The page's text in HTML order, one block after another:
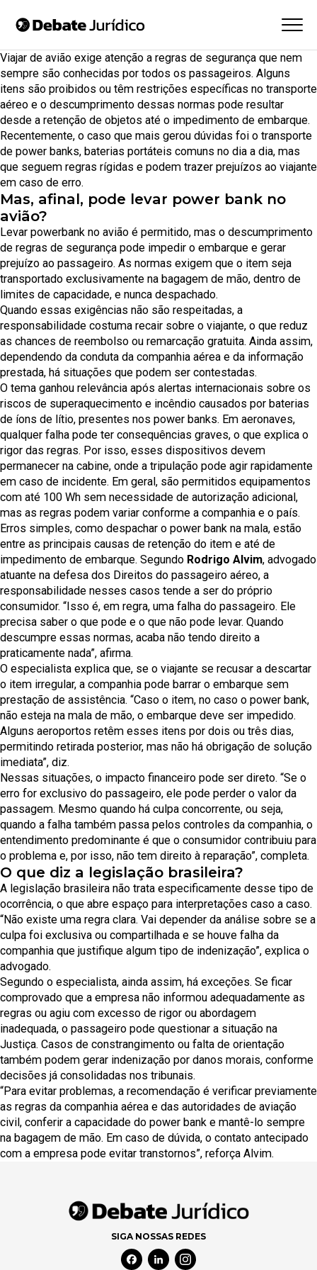
Viajar de avião exige atenção a regras de segurança que nem
sempre são conhecidas por todos os passageiros. Alguns
itens são proibidos ou têm restrições específicas no transporte
aéreo e o descumprimento dessas normas pode resultar
desde a retenção de objetos até o impedimento de embarque.
Recentemente, o caso que mais gerou dúvidas foi o transporte
de power banks, baterias portáteis comuns no dia a dia, mas
que seguem regras rígidas e podem trazer prejuízos ao viajante
em caso de erro.
Mas, afinal, pode levar power bank no
avião?
Levar powerbank no avião é permitido, mas o descumprimento
de regras de segurança pode impedir o embarque e gerar
prejuízo ao passageiro. As normas exigem que o item seja
transportado exclusivamente na bagagem de mão, dentro de
limites de capacidade, e nunca despachado.
Quando essas exigências não são respeitadas, a
responsabilidade costuma recair sobre o viajante, o que reduz
as chances de reembolso ou remarcação gratuita. Ainda assim,
dependendo da conduta da companhia aérea e da informação
prestada, há situações que podem ser contestadas.
O tema ganhou relevância após alertas internacionais sobre os
riscos de superaquecimento e incêndio causados por baterias
de íons de lítio, presentes nos power banks. Em aeronaves,
qualquer falha pode ter consequências graves, o que explica o
rigor das regras. Por isso, esses dispositivos devem
permanecer na cabine, onde a tripulação pode agir rapidamente
em caso de incidente. Em geral, são permitidos equipamentos
com até 100 Wh sem necessidade de autorização adicional,
mas as regras podem variar conforme a companhia e o país.
Erros simples, como despachar o power bank na mala, estão
entre as principais causas de retenção do item e até de
impedimento de embarque. Segundo Rodrigo Alvim, advogado
atuante na defesa dos Direitos do passageiro aéreo, a
responsabilidade nesses casos tende a ser do próprio
consumidor. “Isso é, em regra, uma falha do passageiro. Ele
precisa saber o que pode e o que não pode levar. Quando
descumpre essas normas, acaba não tendo direito a
praticamente nada”, afirma.
O especialista explica que, se o viajante se recusar a descartar
o item irregular, a companhia pode barrar o embarque sem
prestação de assistência. “Caso o item, no caso o power bank,
não esteja na mala de mão, o embarque deve ser impedido.
Alguns aeroportos retêm esses itens por dois ou três dias,
permitindo retirada posterior, mas não há obrigação de solução
imediata”, diz.
Nessas situações, o impacto financeiro pode ser direto. “Se o
erro for exclusivo do passageiro, ele pode perder o valor da
passagem. Mesmo quando há culpa concorrente, ou seja,
quando a falha também passa pelos controles da companhia, o
entendimento predominante é que o consumidor contribuiu para
o problema e, por isso, não tem direito à reparação”, completa.
O que diz a legislação brasileira?
A legislação brasileira não trata especificamente desse tipo de
ocorrência, o que abre espaço para interpretações caso a caso.
“Não existe uma regra clara. Vai depender da análise sobre se a
culpa foi exclusiva ou compartilhada e se houve falha da
companhia que justifique algum tipo de indenização”, explica o
advogado.
Segundo o especialista, ainda assim, há exceções. Se ficar
comprovado que a empresa não informou adequadamente as
regras ou agiu com excesso de rigor ou abordagem
inadequada, o passageiro pode questionar a situação na
Justiça. Casos de constrangimento ou falta de orientação
também podem gerar indenização por danos morais, conforme
decisões já consolidadas nos tribunais.
“Para evitar problemas, a recomendação é verificar previamente
as regras da companhia aérea e das autoridades de aviação
civil, conferir a capacidade do power bank e mantê-lo sempre
na bagagem de mão. Em caso de dúvida, o contato antecipado
com a empresa pode evitar transtornos”, reforça Alvim.
SIGA NOSSAS REDES
Facebook Social Media
Linkedin Social Media
Instagram Social Media